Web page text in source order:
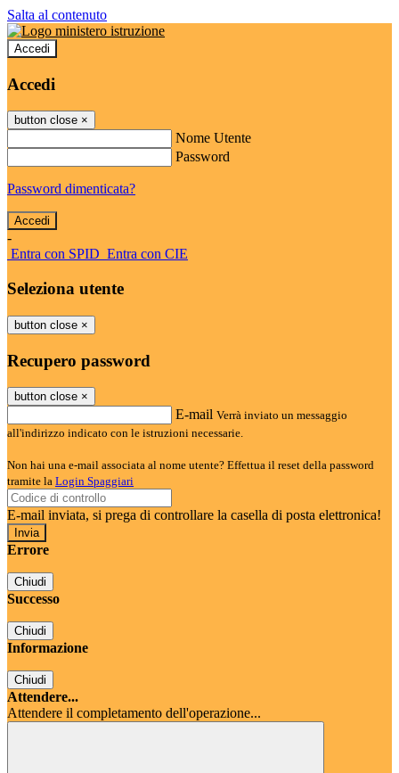
Salta al contenuto
Accedi
Accedi
button close ×
Nome Utente
Password
Password dimenticata?
-
Entra con SPID Entra con CIE
Seleziona utente
button close ×
Recupero password
button close ×
E-mail Verrà inviato un messaggio
all'indirizzo indicato con le istruzioni necessarie.
Non hai una e-mail associata al nome utente? Effettua il reset della password
tramite la Login Spaggiari
E-mail inviata, si prega di controllare la casella di posta elettronica!
Errore
Chiudi
Successo
Chiudi
Informazione
Chiudi
Attendere...
Attendere il completamento dell'operazione...